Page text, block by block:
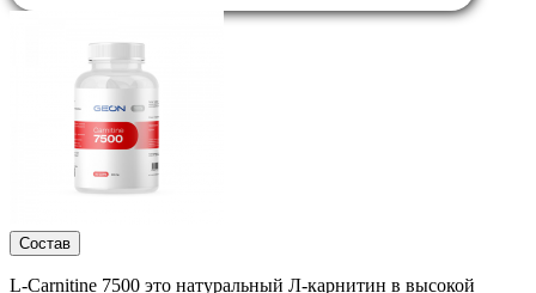
Состав
L-Carnitine 7500 это натуральный Л-карнитин в высокой